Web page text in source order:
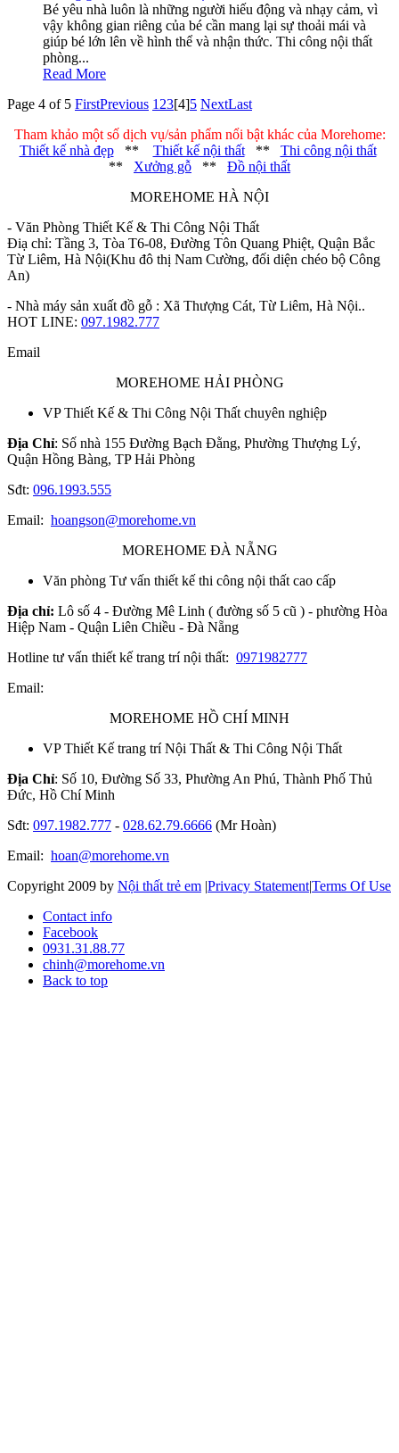
Bé yêu nhà luôn là những người hiếu động và nhạy cảm, vì
vậy không gian riêng của bé cần mang lại sự thoải mái và
giúp bé lớn lên về hình thể và nhận thức. Thi công nội thất
phòng...
Read More
Page 4 of 5 FirstPrevious 1 23[4]5 NextLast
Tham khảo một số dịch vụ/sản phẩm nổi bật khác của Morehome:
Thiết kế nhà đẹp** Thiết kế nội thất** Thi công nội thất
** Xưởng gỗ ** Đồ nội thất
MOREHOME HÀ NỘI
- Văn Phòng Thiết Kế & Thi Công Nội Thất
Điạ chỉ: Tầng 3, Tòa T6-08, Đường Tôn Quang Phiệt, Quận Bắc
Từ Liêm, Hà Nội(Khu đô thị Nam Cường, đối diện chéo bộ Công
An)
- Nhà máy sản xuất đồ gỗ : Xã Thượng Cát, Từ Liêm, Hà Nội..
HOT LINE: 097.1982.777
Email
MOREHOME HẢI PHÒNG
VP Thiết Kế & Thi Công Nội Thất chuyên nghiệp
Địa Chỉ: Số nhà 155 Đường Bạch Đằng, Phường Thượng Lý,
Quận Hồng Bàng, TP Hải Phòng
Sđt: 096.1993.555
Email: hoangson@morehome.vn
MOREHOME ĐÀ NẴNG
Văn phòng Tư vấn thiết kế thi công nội thất cao cấp
Địa chỉ: Lô số 4 - Đường Mê Linh ( đường số 5 cũ ) - phường Hòa
Hiệp Nam - Quận Liên Chiều - Đà Nẵng
Hotline tư vấn thiết kế trang trí nội thất: 0971982777
Email:
MOREHOME HỒ CHÍ MINH
VP Thiết Kế trang trí Nội Thất & Thi Công Nội Thất
Địa Chỉ: Số 10, Đường Số 33, Phường An Phú, Thành Phố Thủ
Đức, Hồ Chí Minh
Sđt: 097.1982.777 - 028.62.79.6666 (Mr Hoàn)
Email: hoan@morehome.vn
Copyright 2009 by Nội thất trẻ em |Privacy Statement|Terms Of Use
Contact info
Facebook
0931.31.88.77
chinh@morehome.vn
Back to top